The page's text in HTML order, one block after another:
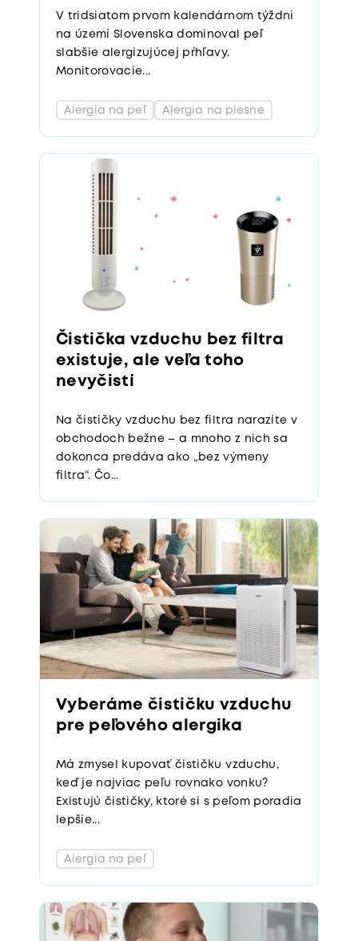
V tridsiatom prvom kalendárnom týždni
na území Slovenska dominoval peľ
slabšie alergizujúcej pŕhľavy.
Monitorovacie...
Alergia na peľ Alergia na plesne
Čistička vzduchu bez filtra
existuje, ale veľa toho
nevyčistí
Na čističky vzduchu bez filtra narazíte v
obchodoch bežne – a mnoho z nich sa
dokonca predáva ako „bez výmeny
filtra“. Čo...
Vyberáme čističku vzduchu
pre peľového alergika
Má zmysel kupovať čističku vzduchu,
keď je najviac peľu rovnako vonku?
Existujú čističky, ktoré si s peľom poradia
lepšie...
Alergia na peľ